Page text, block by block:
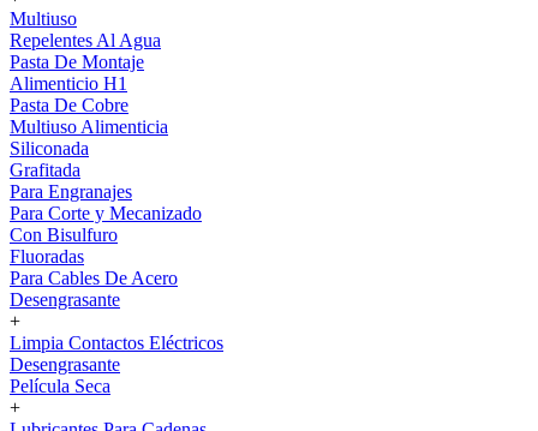
Multiuso
Repelentes Al Agua
Pasta De Montaje
Alimenticio H1
Pasta De Cobre
Multiuso Alimenticia
Siliconada
Grafitada
Para Engranajes
Para Corte y Mecanizado
Con Bisulfuro
Fluoradas
Para Cables De Acero
Desengrasante
+
Limpia Contactos Eléctricos
Desengrasante
Película Seca
+